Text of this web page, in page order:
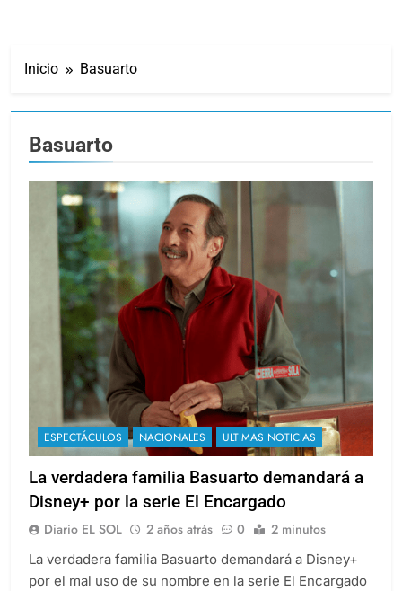
Inicio Basuarto
Basuarto
ESPECTÁCULOS NACIONALES ULTIMAS NOTICIAS
La verdadera familia Basuarto demandará a
Disney+ por la serie El Encargado
Diario EL SOL 2 años atrás 0 2 minutos
La verdadera familia Basuarto demandará a Disney+
por el mal uso de su nombre en la serie El Encargado